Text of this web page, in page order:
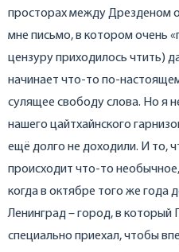
просторах между Дрезденом
мне письмо, в котором очень
цензуру приходилось чтить)
начинает что-то по-
сулящее свободу слова. Но я
нашего цайтхайнского
ещё долго не доходили. И то,
происходит что-то
когда в октябре того же года
Ленинград – город, в который
специально приехал, чтобы